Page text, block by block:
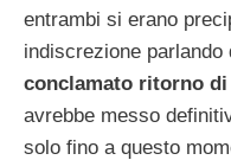
entrambi si erano
indiscrezione
conclamato ritorno
avrebbe messo
solo fino a questo